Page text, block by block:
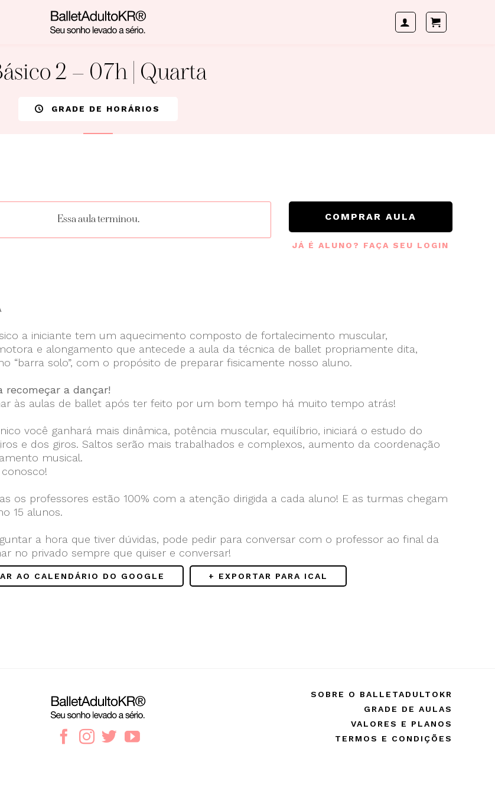
2 – 07h | Quarta
GRADE DE HORÁRIOS
Essa aula terminou. COMPRAR AULA
JÁ É ALUNO? FAÇA SEU LOGIN
a iniciante tem um aquecimento composto de fortalecimento muscular,
e alongamento que antecede a aula da técnica de ballet propriamente dita,
“barra solo”, com o propósito de preparar fisicamente nosso aluno.
recomeçar a dançar!
às aulas de ballet após ter feito por um bom tempo há muito tempo atrás!
você ganhará mais dinâmica, potência muscular, equilíbrio, iniciará o estudo do
e dos giros. Saltos serão mais trabalhados e complexos, aumento da coordenação
musical.
os professores estão 100% com a atenção dirigida a cada aluno! E as turmas chegam
15 alunos.
a hora que tiver dúvidas, pode pedir para conversar com o professor ao final da
no privado sempre que quiser e conversar!
AO CALENDÁRIO DO GOOGLE + EXPORTAR PARA ICAL
SOBRE O BALLETADULTOKR
GRADE DE AULAS
VALORES E PLANOS
TERMOS E CONDIÇÕES